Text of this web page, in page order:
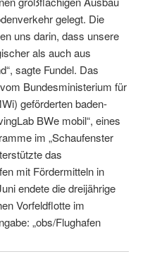
gelegt. Die
uns darin, dass unsere
als auch aus
sagte Fundel. Das
Bundesministerium für
geförderten baden-
BWe mobil“, eines
im „Schaufenster
das
mit Fördermitteln in
endete die dreijährige
Vorfeldflotte im
„obs/Flughafen